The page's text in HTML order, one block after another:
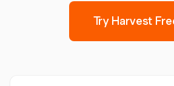
Try Harvest